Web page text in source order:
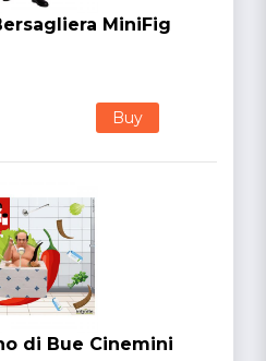
MiniFig
Buy
di Bue Cinemini